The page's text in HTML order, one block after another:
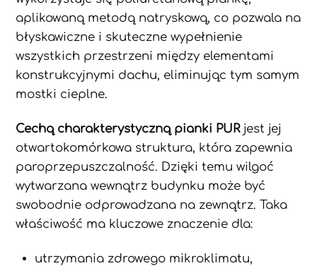
aplikowaną metodą natryskową, co pozwala na
błyskawiczne i skuteczne wypełnienie
wszystkich przestrzeni między elementami
konstrukcyjnymi dachu, eliminując tym samym
mostki cieplne.
Cechą charakterystyczną pianki PURjest jej
otwartokomórkowa struktura, która zapewnia
paroprzepuszczalność. Dzięki temu wilgoć
wytwarzana wewnątrz budynku może być
swobodnie odprowadzana na zewnątrz. Taka
właściwość ma kluczowe znaczenie dla:
utrzymania zdrowego mikroklimatu,